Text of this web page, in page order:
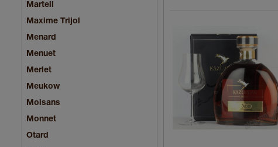
Martell
Maxime Trijol
Menard
Menuet
Merlet
Meukow
Moisans
Monnet
Otard